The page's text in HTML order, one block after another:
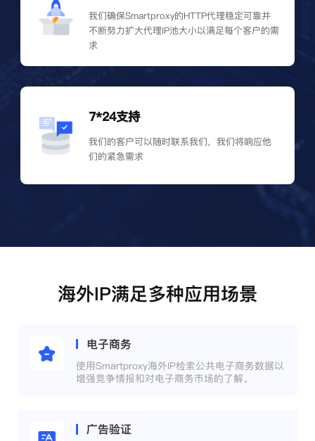
我们确保Smartproxy的HTTP代理稳定可靠并
不断努力扩大代理IP池大小以满足每个客户的需
求
7*24支持
我们的客户可以随时联系我们，我们将响应他
们的紧急需求
海外IP满足多种应用场景
电子商务
使用Smartproxy海外IP检索公共电子商务数据以
增强竞争情报和对电子商务市场的了解。
广告验证